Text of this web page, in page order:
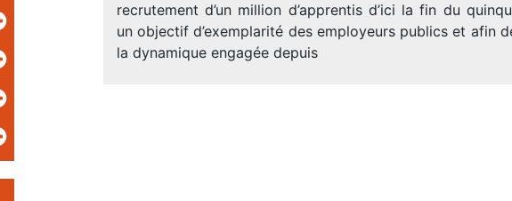
recrutement d’un million d’apprentis d’ici la fin du
un objectif d’exemplarité des employeurs publics et afin
la dynamique engagée depuis